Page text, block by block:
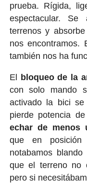
prueba. Rígida,
espectacular.
terrenos y
nos encontramos.
también nos ha
El bloqueo de la
con solo mando
activado la bici
pierde potencia
echar de menos
que en posición
notabamos
que el terreno no
pero si